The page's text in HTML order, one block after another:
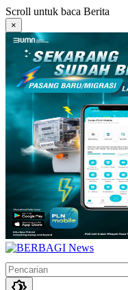
Langsung
ke
konten
Scroll untuk baca Berita
×